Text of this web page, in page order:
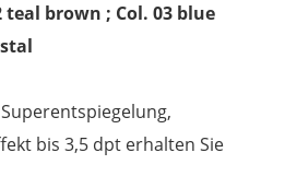
teal brown ; Col. 03 blue
bis 3,5 dpt erhalten Sie